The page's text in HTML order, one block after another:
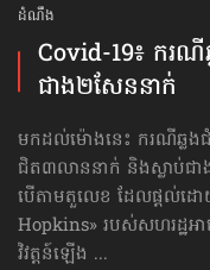
ដំណឹង
Covid-19៖ ករណី
ជាង២សែន​នាក់
មកដល់ម៉ោងនេះ ករណីឆ្លង
ជិត៣លាននាក់ និង​ស្លាប់​ជ
បើតាមតួលេខ ដែលផ្ដល់ដ
Hopkins» របស់សហរដ្ឋអាម
វិវត្តន៍ឡើង ...